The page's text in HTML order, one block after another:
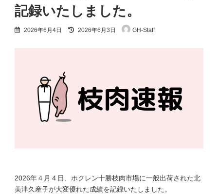
記録いたしました。
2026年6月4日
最
2026年6月3日 GH-Staff
2026年４月４日、ホクレン十勝枝肉市場に一般出荷された北
美津久産子が大変優れた成績を記録いたしました。